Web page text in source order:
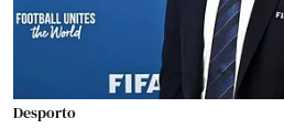
Desporto